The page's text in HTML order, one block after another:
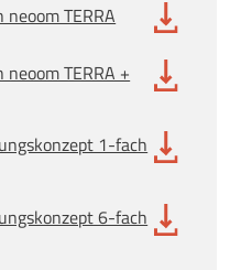
TERRA
TERRA +
1-fach
6-fach